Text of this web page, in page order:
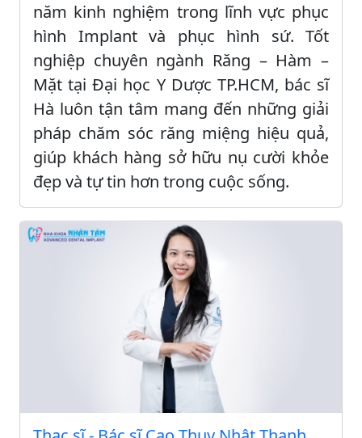
năm kinh nghiệm trong lĩnh vực phục
hình Implant và phục hình sứ. Tốt
nghiệp chuyên ngành Răng – Hàm –
Mặt tại Đại học Y Dược TP.HCM, bác sĩ
Hà luôn tận tâm mang đến những giải
pháp chăm sóc răng miệng hiệu quả,
giúp khách hàng sở hữu nụ cười khỏe
đẹp và tự tin hơn trong cuộc sống.